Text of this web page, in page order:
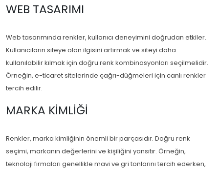
WEB TASARIMI
Web tasarımında renkler, kullanıcı deneyimini doğrudan etkiler.
Kullanıcıların siteye olan ilgisini artırmak ve siteyi daha
kullanılabilir kılmak için doğru renk kombinasyonları seçilmelidir.
Örneğin, e-ticaret sitelerinde çağrı-düğmeleri için canlı renkler
tercih edilir.
MARKA KIMLIĞI
Renkler, marka kimliğinin önemli bir parçasıdır. Doğru renk
seçimi, markanın değerlerini ve kişiliğini yansıtır. Örneğin,
teknoloji firmaları genellikle mavi ve gri tonlarını tercih ederken,